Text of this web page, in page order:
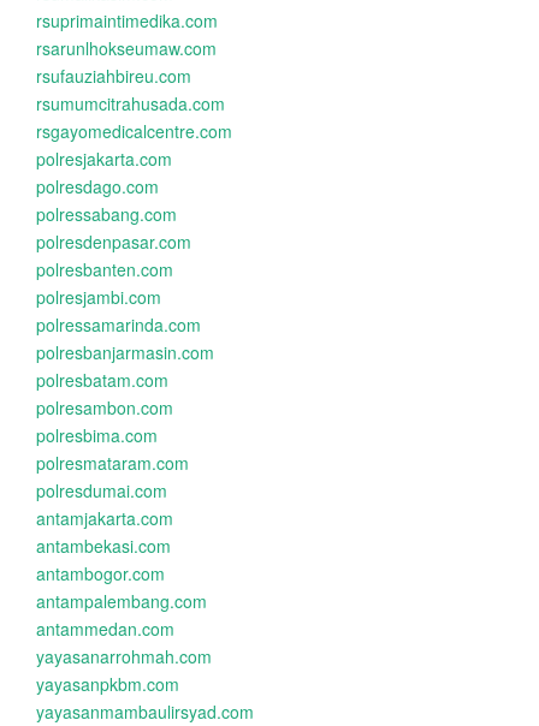
rsuprimaintimedika.com
rsarunlhokseumaw.com
rsufauziahbireu.com
rsumumcitrahusada.com
rsgayomedicalcentre.com
polresjakarta.com
polresdago.com
polressabang.com
polresdenpasar.com
polresbanten.com
polresjambi.com
polressamarinda.com
polresbanjarmasin.com
polresbatam.com
polresambon.com
polresbima.com
polresmataram.com
polresdumai.com
antamjakarta.com
antambekasi.com
antambogor.com
antampalembang.com
antammedan.com
yayasanarrohmah.com
yayasanpkbm.com
yayasanmambaulirsyad.com